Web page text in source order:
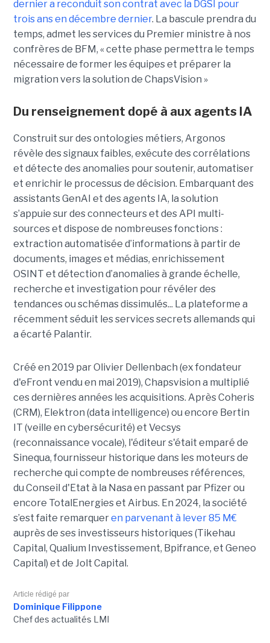
dernier a reconduit son contrat avec la DGSI pour
trois ans en décembre dernier. La bascule prendra du
temps, admet les services du Premier ministre à nos
confrères de BFM, « cette phase permettra le temps
nécessaire de former les équipes et préparer la
migration vers la solution de ChapsVision »
Du renseignement dopé à aux agents IA
Construit sur des ontologies métiers, Argonos
révèle des signaux faibles, exécute des corrélations
et détecte des anomalies pour soutenir, automatiser
et enrichir le processus de décision. Embarquant des
assistants GenAI et des agents IA, la solution
s’appuie sur des connecteurs et des API multi-
sources et dispose de nombreuses fonctions :
extraction automatisée d’informations à partir de
documents, images et médias, enrichissement
OSINT et détection d’anomalies à grande échelle,
recherche et investigation pour révéler des
tendances ou schémas dissimulés... La plateforme a
récemment séduit les services secrets allemands qui
a écarté Palantir.
Créé en 2019 par Olivier Dellenbach (ex fondateur
d'eFront vendu en mai 2019), Chapsvision a multiplié
ces dernières années les acquisitions. Après Coheris
(CRM), Elektron (data intelligence) ou encore Bertin
IT (veille en cybersécurité) et Vecsys
(reconnaissance vocale), l'éditeur s'était emparé de
Sinequa, fournisseur historique dans les moteurs de
recherche qui compte de nombreuses références,
du Conseil d'Etat à la Nasa en passant par Pfizer ou
encore TotalEnergies et Airbus. En 2024, la société
s’est faite remarqueren parvenant à lever 85 M€
auprès de ses investisseurs historiques (Tikehau
Capital, Qualium Investissement, Bpifrance, et Geneo
Capital) et de Jolt Capital.
Article rédigé par
Dominique Filippone
Chef des actualités LMI